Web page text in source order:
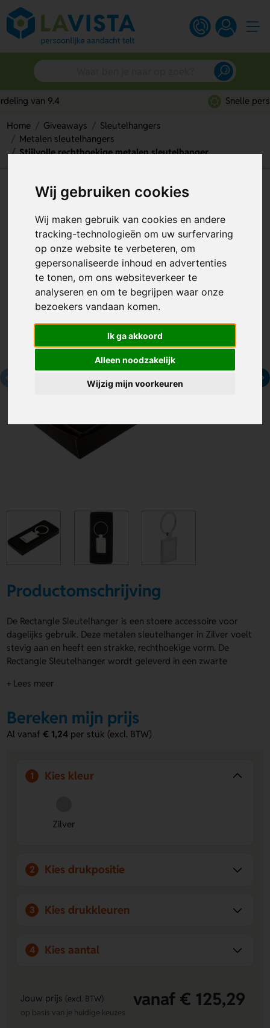
Wij gebruiken cookies
Wij maken gebruik van cookies en andere
tracking-technologieën om uw surfervaring
op onze website te verbeteren, om
gepersonaliseerde inhoud en advertenties
te tonen, om ons websiteverkeer te
analyseren en om te begrijpen waar onze
bezoekers vandaan komen.
Ik ga akkoord
Alleen noodzakelijk
Wijzig mijn voorkeuren
Home Giveaways
Sleutelhangers
Metalen sleutelhangers
Stijlvolle rechthoekige metalen sleutelhanger
Stijlvolle rechthoekige metalen
sleutelhanger
Artikelnummer:257886
Productomschrijving
De Rectangle Sleutelhanger is een stoere accessoire voor
dagelijks gebruik. Deze metalen sleutelhanger in Zilver voelt
stevig aan en heeft een strakke, rechthoekige vorm. De
Rectangle Sleutelhanger wordt geleverd in een zwarte
hem personaliseren met een logo, naam of eigen ontwerp op
Bestel of vraag een prijs op.
Voordelen van de Rectangle
Ruimte voor personalisatie
Voeg een logo, naam of
eigen ontwerp toe op de Voorzijde of Achterzijde.
Inclusief geschenkverpakking
+ Lees meer
Bereken mijn prijs
Al vanaf€ 1,24 per stuk (excl. BTW)
1 Kies kleur
Zilver
2 Kies drukpositie
3 Kies drukkleuren
4 Kies aantal
Jouw prijs (excl. BTW) vanaf € 125,29
op basis van je huidige keuzes